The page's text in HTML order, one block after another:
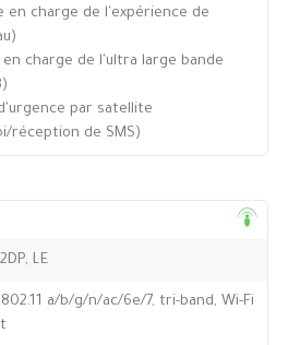
en charge de l'expérience de
en charge de l'ultra large bande
par satellite
réception de SMS)
LE
802.11 a/b/g/n/ac/6e/7, tri-band, Wi-Fi